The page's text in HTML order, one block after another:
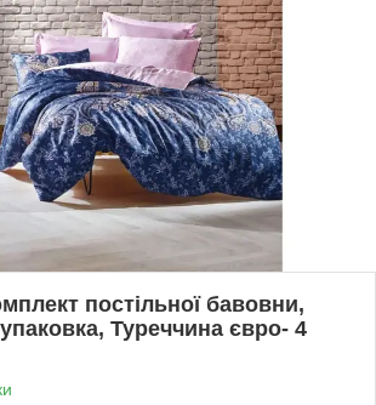
постільної бавовни,
Туреччина євро- 4